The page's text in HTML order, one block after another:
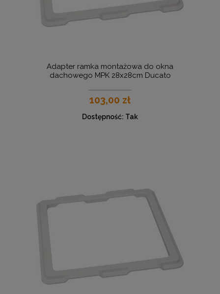
Adapter ramka montażowa do okna
dachowego MPK 28x28cm Ducato
103,00 zł
Dostępność: Tak